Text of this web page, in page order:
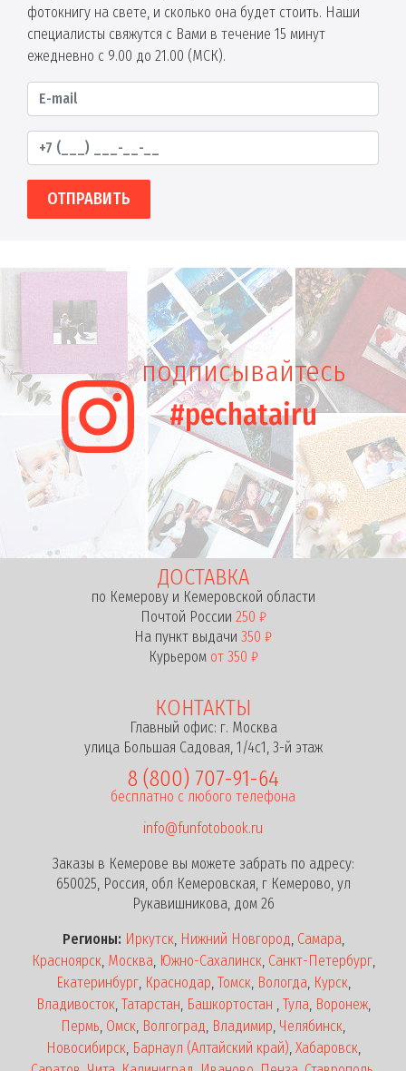
фотокнигу на свете, и сколько она будет стоить. Наши
специалисты свяжутся с Вами в течение 15 минут
ежедневно с 9.00 до 21.00 (МСК).
ОТПРАВИТЬ
подписывайтесь
#pechatairu
ДОСТАВКА
по Кемерову и Кемеровской области
Почтой России 250 ₽
На пункт выдачи 350 ₽
Курьером от 350 ₽
КОНТАКТЫ
Главный офис: г. Москва
улица Большая Садовая, 1/4с1, 3-й этаж
8 (800) 707-91-64
бесплатно с любого телефона
info@funfotobook.ru
Заказы в Кемерове вы можете забрать по адресу:
650025, Россия, обл Кемеровская, г Кемерово, ул
Рукавишникова, дом 26
Регионы: Иркутск Нижний Новгород Самара
Красноярск Москва Южно-Сахалинск Санкт-Петербург,
Екатеринбург, Краснодар Томск Вологда Курск
Владивосток Татарстан Башкортостан Тула Воронеж,
Пермь Омск Волгоград Владимир Челябинск
Новосибирск Барнаул (Алтайский край) Хабаровск